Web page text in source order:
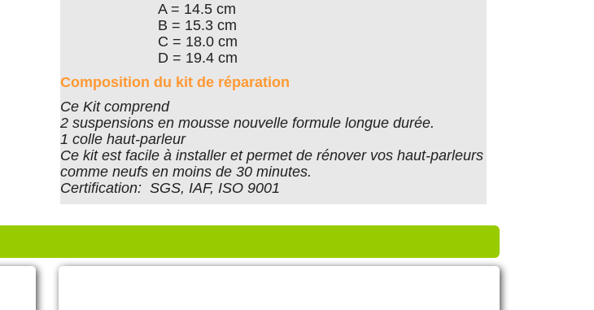
A = 14.5 cm
B = 15.3 cm
C = 18.0 cm
D = 19.4 cm
Composition du kit de réparation
Ce Kit comprend
2 suspensions en mousse nouvelle formule longue durée.
1 colle haut-parleur
Ce kit est facile à installer et permet de rénover vos haut-parleurs
comme neufs en moins de 30 minutes.
Certification: SGS, IAF, ISO 9001